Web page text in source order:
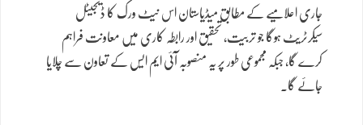
جاری اعلامیے کے مطابق میڈیاستان اس نیٹ ورک کا ڈیجیٹل
سیکرٹریٹ ہوگا جو تربیت، تحقیق اور رابطہ کاری میں معاونت فراہم
کرے گا، جبکہ مجموعی طور پر یہ منصوبہ آئی ایم ایس کے تعاون سے چلایا
جائے گا۔